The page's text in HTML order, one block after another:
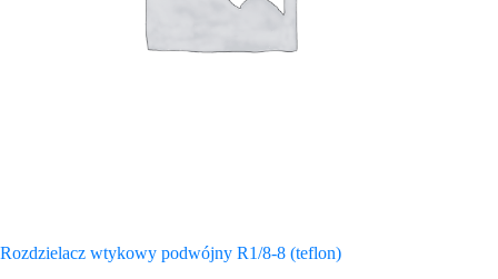
Rozdzielacz wtykowy podwójny R1/8-8 (teflon)